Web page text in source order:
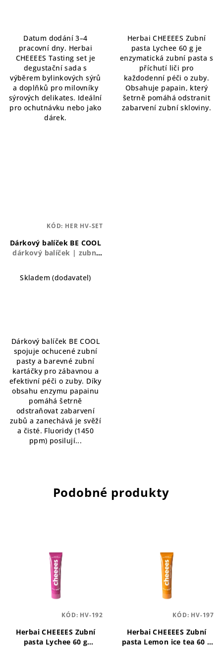
Datum dodání 3–4
pracovní dny. Herbai
CHEEEES Tasting set je
degustační sada s
výběrem bylinkových sýrů
a doplňků pro milovníky
sýrových delikates. Ideální
pro ochutnávku nebo jako
dárek.
Herbai CHEEEES Zubní
pasta Lychee 60 g je
enzymatická zubní pasta s
příchutí liči pro
každodenní péči o zuby.
Obsahuje papain, který
šetrně pomáhá odstranit
zabarvení zubní skloviny.
Dárkový balíček BE COOL
dárkový balíček | zubní
| kartáčky
Skladem (dodavatel)
Dárkový balíček BE COOL
spojuje ochucené zubní
pasty a barevné zubní
kartáčky pro zábavnou a
efektivní péči o zuby. Díky
obsahu enzymu papainu
pomáhá šetrně
odstraňovat zabarvení
zubů a zanechává je svěží
a čisté. Fluoridy (1450
ppm) posilují...
KÓD: HER HV-SET
Podobné produkty
Herbai CHEEEES Zubní
pasta Lychee 60 g
KÓD: HV-192
Herbai CHEEEES Zubní
pasta Lemon ice tea 60 g
KÓD: HV-197